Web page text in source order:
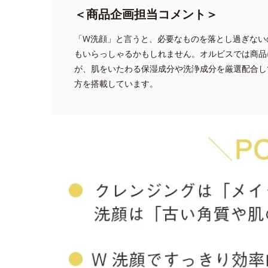
＜商品企画担当コメント＞
「W洗顔」と言うと、必要なものを落とし過ぎな
もいらっしゃるかもしれません。オルビスでは商
が、肌をいたわる保湿成分や洗浄成分を厳選配合
方を搭載しています。